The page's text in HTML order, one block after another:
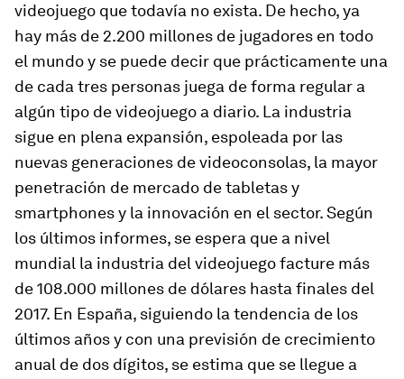
videojuego que todavía no exista. De hecho, ya
hay más de 2.200 millones de jugadores en todo
el mundo y se puede decir que prácticamente una
de cada tres personas juega de forma regular a
algún tipo de videojuego a diario. La industria
sigue en plena expansión, espoleada por las
nuevas generaciones de videoconsolas, la mayor
penetración de mercado de tabletas y
smartphonesy la innovación en el sector. Según
los últimos informes, se espera que a nivel
mundial la industria del videojuego facture más
de 108.000 millones de dólares hasta finales del
2017. En España, siguiendo la tendencia de los
últimos años y con una previsión de crecimiento
anual de dos dígitos, se estima que se llegue a